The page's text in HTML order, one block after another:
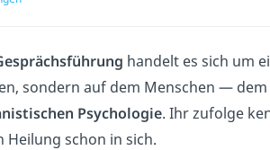
handelt es sich um
sondern auf dem Menschen —
Psychologie. Ihr zufolge
Heilung schon in sich.